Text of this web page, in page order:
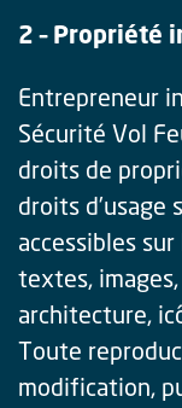
2 – Propriété
Entrepreneur
Sécurité Vol
droits de
droits d’usage
accessibles
textes,
architecture,
Toute
modification,